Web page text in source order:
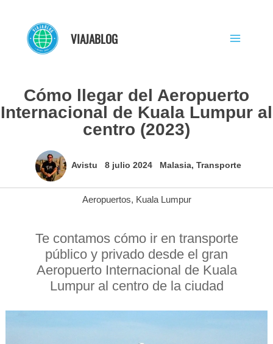
contenido
VIAJABLOG
Cómo llegar del Aeropuerto
Internacional de Kuala Lumpur al
centro (2023)
Avistu 8 julio 2024 Malasia, Transporte
Aeropuertos, Kuala Lumpur
Te contamos cómo ir en transporte
público y privado desde el gran
Aeropuerto Internacional de Kuala
Lumpur al centro de la ciudad